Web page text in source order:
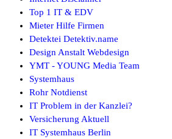
Top 1 IT & EDV
Mieter Hilfe Firmen
Detektei Detektiv.name
Design Anstalt Webdesign
YMT - YOUNG Media Team
Systemhaus
Rohr Notdienst
IT Problem in der Kanzlei?
Versicherung Aktuell
IT Systemhaus Berlin